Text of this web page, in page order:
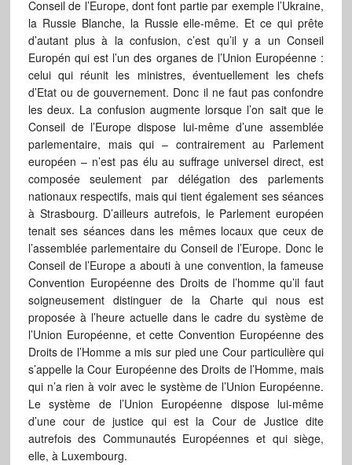
Conseil de l’Europe, dont font partie par exemple l’Ukraine,
la Russie Blanche, la Russie elle-même. Et ce qui prête
d’autant plus à la confusion, c’est qu’il y a un Conseil
Europén qui est l’un des organes de l’Union Européenne :
celui qui réunit les ministres, éventuellement les chefs
d’Etat ou de gouvernement. Donc il ne faut pas confondre
les deux. La confusion augmente lorsque l’on sait que le
Conseil de l’Europe dispose lui-même d’une assemblée
parlementaire, mais qui – contrairement au Parlement
européen – n’est pas élu au suffrage universel direct, est
composée seulement par délégation des parlements
nationaux respectifs, mais qui tient également ses séances
à Strasbourg. D’ailleurs autrefois, le Parlement européen
tenait ses séances dans les mêmes locaux que ceux de
l’assemblée parlementaire du Conseil de l’Europe. Donc le
Conseil de l’Europe a abouti à une convention, la fameuse
Convention Européenne des Droits de l’homme qu’il faut
soigneusement distinguer de la Charte qui nous est
proposée à l’heure actuelle dans le cadre du système de
l’Union Européenne, et cette Convention Européenne des
Droits de l’Homme a mis sur pied une Cour particulière qui
s’appelle la Cour Européenne des Droits de l’Homme, mais
qui n’a rien à voir avec le système de l’Union Européenne.
Le système de l’Union Européenne dispose lui-même
d’une cour de justice qui est la Cour de Justice dite
autrefois des Communautés Européennes et qui siège,
elle, à Luxembourg.